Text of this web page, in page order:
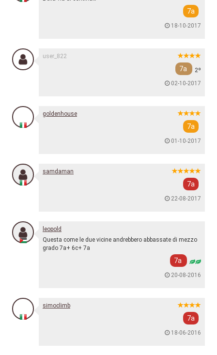
7a
18-10-2017
user_822
7a
2º
02-10-2017
goldenhouse
7a
01-10-2017
samdaman
7a
22-08-2017
leopold
Questa come le due vicine andrebbero abbassate di mezzo
grado 7a+ 6c+ 7a
7a
20-08-2016
simoclimb
7a
18-06-2016